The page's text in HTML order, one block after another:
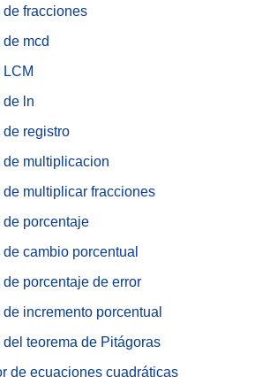
fracciones
mcd
ln
registro
multiplicacion
multiplicar fracciones
porcentaje
cambio porcentual
porcentaje de error
incremento porcentual
teorema de Pitágoras
de ecuaciones cuadráticas